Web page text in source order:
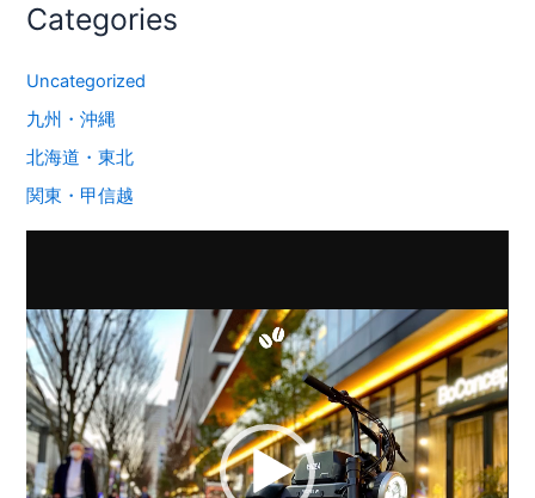
Categories
Uncategorized
九州・沖縄
北海道・東北
関東・甲信越
プ
レ
ー
ヤ
ー